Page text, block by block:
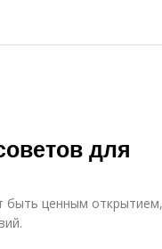
для
быть ценным